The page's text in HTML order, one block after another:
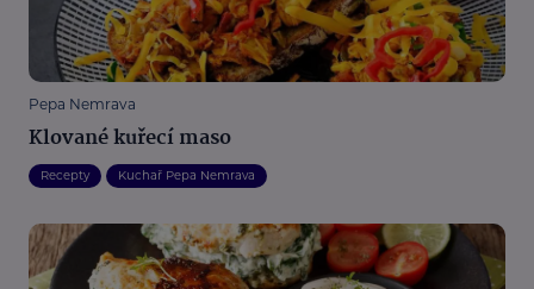
Pepa Nemrava
Klované kuřecí maso
Recepty Kuchař Pepa Nemrava